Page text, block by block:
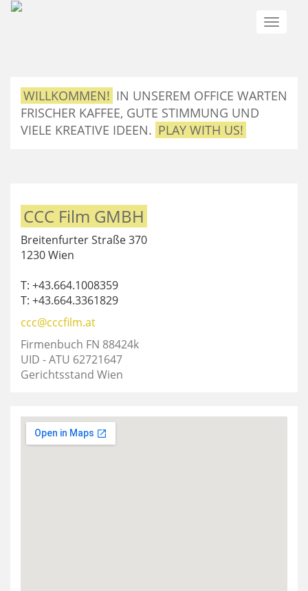
Toggle
WILLKOMMEN! IN UNSEREM OFFICE WARTEN
FRISCHER KAFFEE, GUTE STIMMUNG UND
VIELE KREATIVE IDEEN. PLAY WITH US!
CCC Film GMBH
Breitenfurter Straße 370
1230 Wien
T: +43.664.1008359
T: +43.664.3361829
ccc@cccfilm.at
Firmenbuch FN 88424k
UID - ATU 62721647
Gerichtsstand Wien